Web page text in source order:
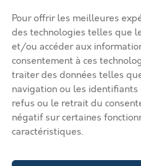
Pour offrir les meilleures
des technologies telles que
et/ou accéder aux
consentement à ces
traiter des données telles
navigation ou les identifiants
refus ou le retrait du
négatif sur certaines
caractéristiques.
Mentions
Modifier mon
Mon
Nous
RGPD
© 2026 Immobilier Béthune
Vos solutions d’implantation dans
Artois Lys Romane
Vos
l’agglomération Béthune Bruay
d’implantation dans